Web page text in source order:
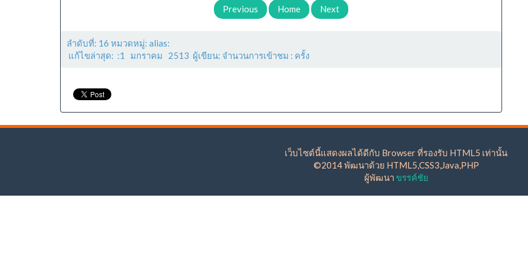
Previous Home Next
ลำดับที่: 16 หมวดหมู่: alias:
แก้ไขล่าสุด: :1 มกราคม 2513 ผู้เขียน: จำนวนการเข้าชม : ครั้ง
เว็บไซต์นี้แสดงผลได้ดีกับ Browser ที่รองรับ HTML5 เท่านั้น
©2014 พัฒนาด้วย HTML5,CSS3,Java,PHP
ผู้พัฒนา ขรรค์ชัย